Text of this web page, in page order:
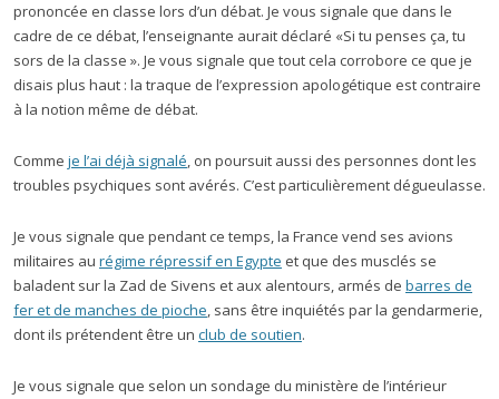
prononcée en classe lors d’un débat. Je vous signale que dans le
cadre de ce débat, l’enseignante aurait déclaré «Si tu penses ça, tu
sors de la classe ». Je vous signale que tout cela corrobore ce que je
disais plus haut : la traque de l’expression apologétique est contraire
à la notion même de débat.
Comme je l’ai déjà signalé, on poursuit aussi des personnes dont les
troubles psychiques sont avérés. C’est particulièrement dégueulasse.
Je vous signale que pendant ce temps, la France vend ses avions
militaires au régime répressif en Egypte et que des musclés se
baladent sur la Zad de Sivens et aux alentours, armés de barres de
fer et de manches de pioche, sans être inquiétés par la gendarmerie,
dont ils prétendent être un club de soutien.
Je vous signale que selon un sondage du ministère de l’intérieur